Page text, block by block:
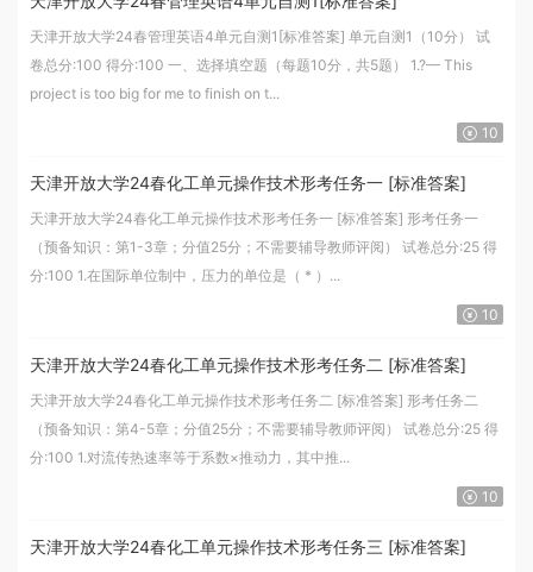
天津开放大学24春管理英语4单元自测1[标准答案] 单元自测1（10分） 试
卷总分:100 得分:100 一、选择填空题（每题10分，共5题） 1.?— This
project is too big for me to finish on t...
10
天津开放大学24春化工单元操作技术形考任务一 [标准答案]
天津开放大学24春化工单元操作技术形考任务一 [标准答案] 形考任务一
（预备知识：第1-3章；分值25分；不需要辅导教师评阅） 试卷总分:25 得
分:100 1.在国际单位制中，压力的单位是（ * ）...
10
天津开放大学24春化工单元操作技术形考任务二 [标准答案]
天津开放大学24春化工单元操作技术形考任务二 [标准答案] 形考任务二
（预备知识：第4-5章；分值25分；不需要辅导教师评阅） 试卷总分:25 得
分:100 1.对流传热速率等于系数×推动力，其中推...
10
天津开放大学24春化工单元操作技术形考任务三 [标准答案]